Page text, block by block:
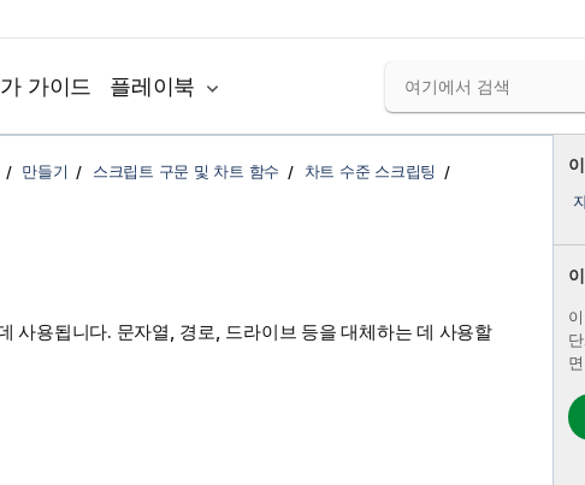
가이드 플레이북
만들기 스크립트 구문 및 차트 함수
차트 수준 스크립팅
사용됩니다. 문자열, 경로, 드라이브 등을 대체하는 데 사용할